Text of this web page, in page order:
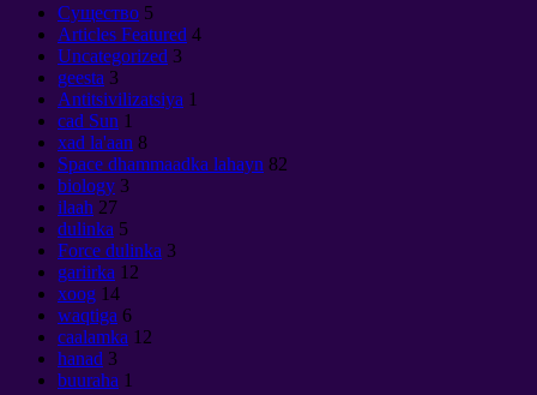
Cущество 5
Articles Featured 4
Uncategorized 3
geesta 3
Antitsivilizatsiya 1
cad Sun 1
xad la'aan 8
Space dhammaadka lahayn 82
biology 3
ilaah 27
dulinka 5
Force dulinka 3
gariirka 12
xoog 14
waqtiga 6
caalamka 12
hanad 3
buuraha 1